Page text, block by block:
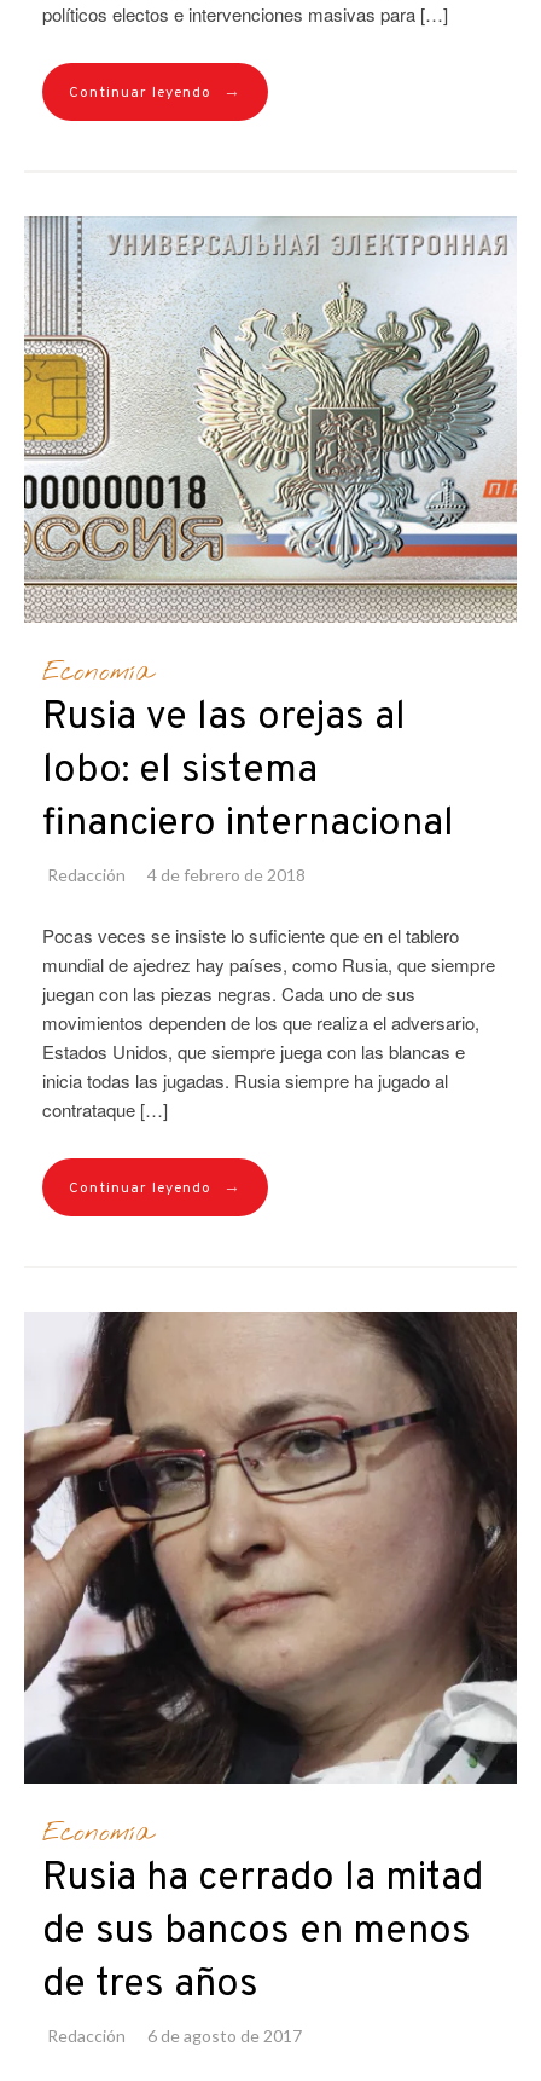
políticos electos e intervenciones masivas para […]
Continuar leyendo →
Economía
Rusia ve las orejas al
lobo: el sistema
financiero internacional
Redacción 4 de febrero de 2018
Pocas veces se insiste lo suficiente que en el tablero
mundial de ajedrez hay países, como Rusia, que siempre
juegan con las piezas negras. Cada uno de sus
movimientos dependen de los que realiza el adversario,
Estados Unidos, que siempre juega con las blancas e
inicia todas las jugadas. Rusia siempre ha jugado al
contrataque […]
Continuar leyendo →
Economía
Rusia ha cerrado la mitad
de sus bancos en menos
de tres años
Redacción 6 de agosto de 2017